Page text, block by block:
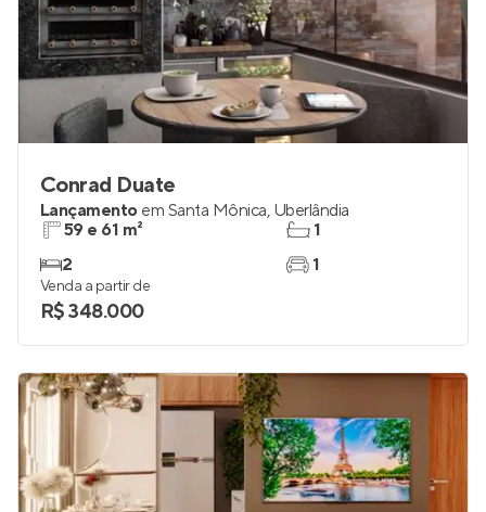
Conrad Duate
Lançamento em Santa Mônica, Uberlândia
59 e 61 m²
2
1
1
Venda a partir de
R$ 348.000